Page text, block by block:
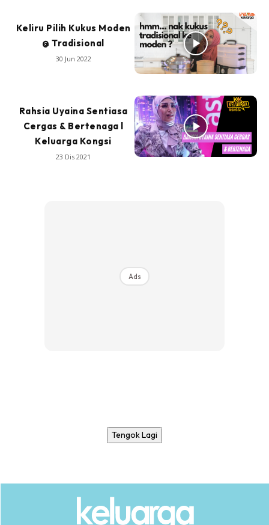
Keliru Pilih Kukus Moden
@ Tradisional
30 Jun 2022
Rahsia Uyaina Sentiasa
Cergas & Bertenaga l
Keluarga Kongsi
23 Dis 2021
Ads
Tengok Lagi